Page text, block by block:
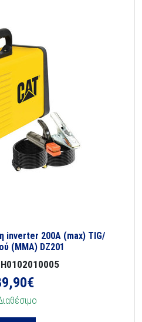
inverter 200A (max) TIG/
(MMA) DZ201
H0102010005
€